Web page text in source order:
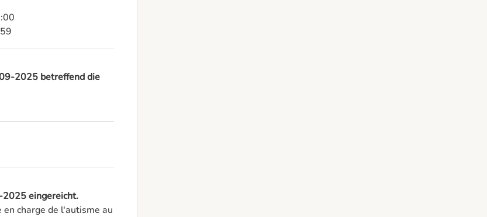
2025 betreffend die
eingereicht.
charge de l'autisme au